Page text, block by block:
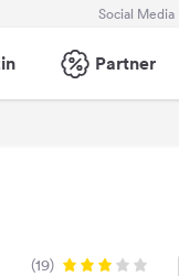
Social Media
Partner
(19)